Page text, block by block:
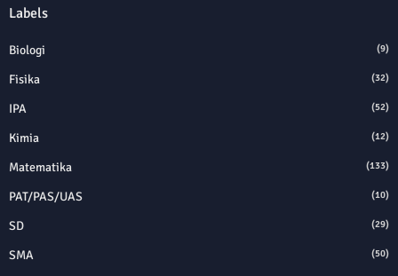
Labels
Biologi (9)
Fisika (32)
IPA (52)
Kimia (12)
Matematika (133)
PAT/PAS/UAS (10)
SD (29)
SMA (50)